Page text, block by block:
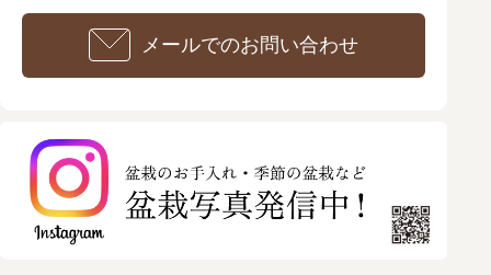
メールでのお問い合わせ